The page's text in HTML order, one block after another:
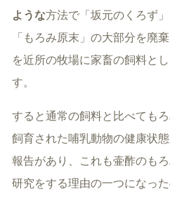
ような方法で「坂元のくろず
「もろみ原末」の大部分を廃
を近所の牧場に家畜の飼料と
す。
すると通常の飼料と比べても
飼育された哺乳動物の健康状
報告があり、これも壷酢のも
研究をする理由の一つになっ